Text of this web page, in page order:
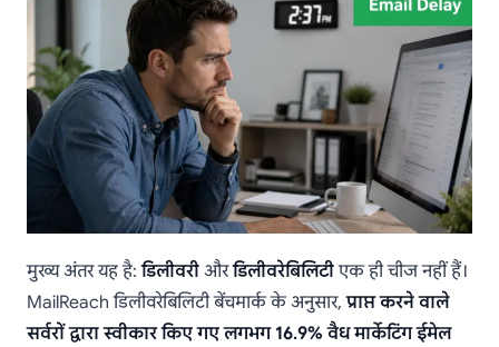
मुख्य अंतर यह है:डिलीवरी औरडिलीवरेबिलिटीएक ही चीज नहीं हैं।
MailReach डिलीवरेबिलिटी बेंचमार्क के अनुसार,प्राप्त करने वाले
सर्वरों द्वारा स्वीकार किए गए लगभग 16.9% वैध मार्केटिंग ईमेल